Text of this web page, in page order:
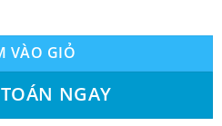
( 9000 BTU ) model 2025
VÀO GIỎ
NGAY